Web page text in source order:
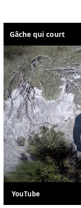
Gâche qui court
YouTube